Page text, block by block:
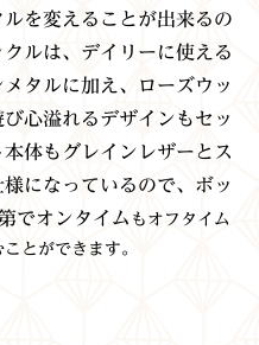
を変えることが出来るの
クルは、デイリーに使える
タルに加え、ローズウッ
心溢れるデザインもセッ
体もグレインレザーとス
になっているので、ボッ
でオンタイム もオフタイム
とができます。